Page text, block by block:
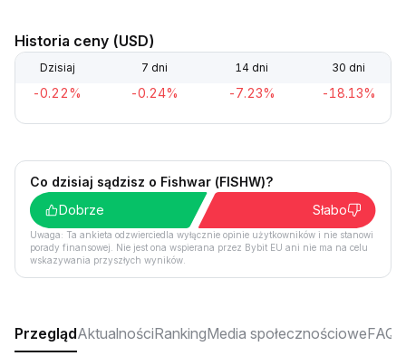
Historia ceny (USD)
Dzisiaj 7 dni 14 dni 30 dni
-0.22% -0.24% -7.23% -18.13%
Co dzisiaj sądzisz o Fishwar (FISHW)?
Dobrze
Słabo
Uwaga: Ta ankieta odzwierciedla wyłącznie opinie użytkowników i nie stanowi
porady finansowej. Nie jest ona wspierana przez Bybit EU ani nie ma na celu
wskazywania przyszłych wyników.
PrzeglądAktualnościRankingMedia społecznościoweFAQ